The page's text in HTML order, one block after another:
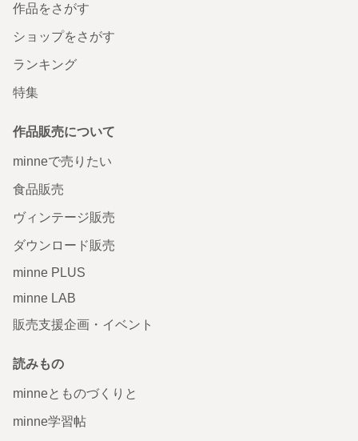
作品をさがす
ショップをさがす
ランキング
特集
作品販売について
minneで売りたい
食品販売
ヴィンテージ販売
ダウンロード販売
minne PLUS
minne LAB
販売支援企画・イベント
読みもの
minneとものづくりと
minne学習帖